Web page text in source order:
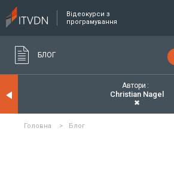
Відеокурси з
програмування
БЛОГ
Автори
Christian Nagel
✖
Головна > Блог